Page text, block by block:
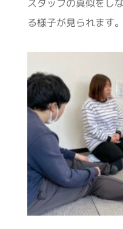
スタッフの真似をし
る様子が見られます。